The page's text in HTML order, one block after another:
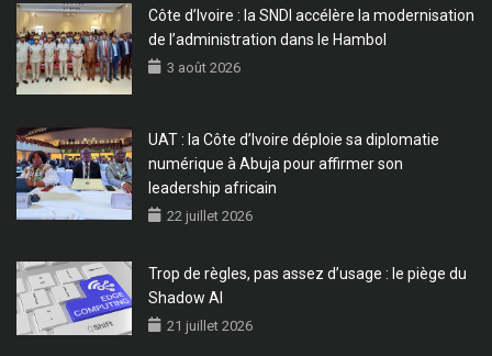
Côte d’Ivoire : la SNDI accélère la modernisation
de l’administration dans le Hambol
3 août 2026
UAT : la Côte d’Ivoire déploie sa diplomatie
numérique à Abuja pour affirmer son
leadership africain
22 juillet 2026
Trop de règles, pas assez d’usage : le piège du
Shadow AI
21 juillet 2026